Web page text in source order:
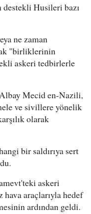
destekli Husileri bazı
ne zaman
"birliklerinin
askeri tedbirlerle
Mecid en-Nazili,
ve sivillere yönelik
olarak
bir saldırıya sert
askeri
hava araçlarıyla hedef
ardından geldi.